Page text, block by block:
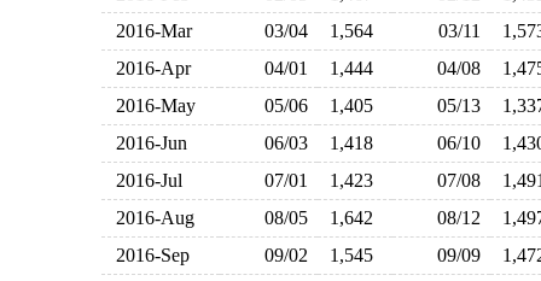
2016-Mar
03/04 1,564 03/11
2016-Apr
04/01 1,444 04/08
2016-May
05/06 1,405 05/13
2016-Jun
06/03 1,418 06/10
2016-Jul
07/01 1,423 07/08
2016-Aug
08/05 1,642 08/12
2016-Sep
09/02 1,545 09/09